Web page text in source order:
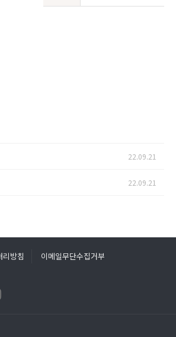
22.09.21
22.09.21
리방침 이메일무단수집거부